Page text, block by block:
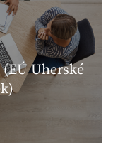
Uherské